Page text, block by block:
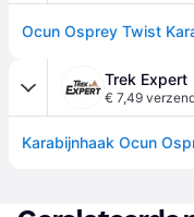
Trek Expert
€ 7,49
Karabijnhaak Ocun